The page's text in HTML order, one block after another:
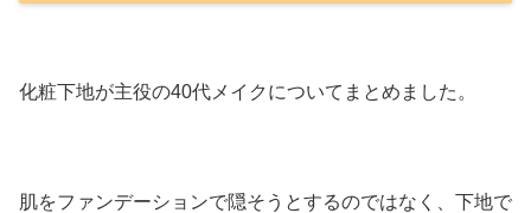
化粧下地が主役の40代メイクについてまとめました。
肌をファンデーションで隠そうとするのではなく、下地で